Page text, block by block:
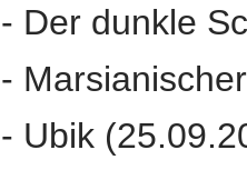
- Der dunkle
-
- Ubik